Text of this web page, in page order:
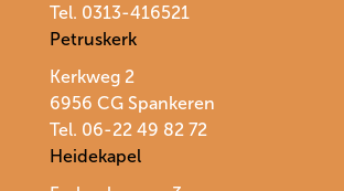
Tel. 0313-416521
Petruskerk
Kerkweg 2
6956 CG Spankeren
Tel. 06-22 49 82 72
Heidekapel